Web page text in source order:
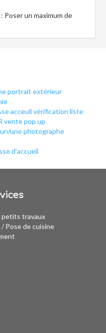
Poser un maximum de
portrait extérieur
acceuil vérification liste
vente pop up
une photographe
d'accueil
petits travaux
/ Pose de cuisine